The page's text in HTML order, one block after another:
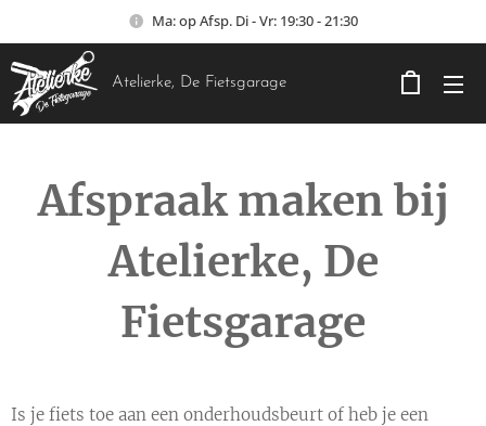
Ma: op Afsp. Di - Vr: 19:30 - 21:30
Atelierke, De Fietsgarage
Afspraak maken bij
Atelierke, De
Fietsgarage
Is je fiets toe aan een onderhoudsbeurt of heb je een